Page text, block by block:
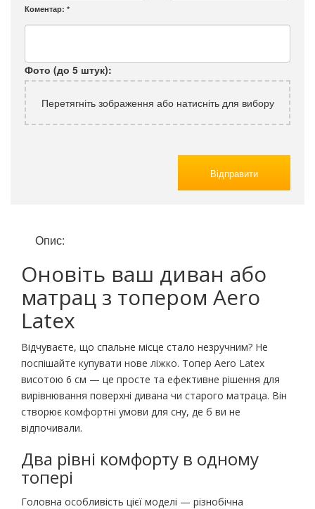
Коментар: *
Фото (до 5 штук):
Перетягніть зображення або натисніть для вибору
Відправити
Опис:
Оновіть ваш диван або
матрац з топером Aero
Latex
Відчуваєте, що спальне місце стало незручним? Не
поспішайте купувати нове ліжко. Топер Aero Latex
висотою 6 см — це просте та ефективне рішення для
вирівнювання поверхні дивана чи старого матраца. Він
створює комфортні умови для сну, де б ви не
відпочивали.
Два рівні комфорту в одному
топері
Головна особливість цієї моделі — різнобічна